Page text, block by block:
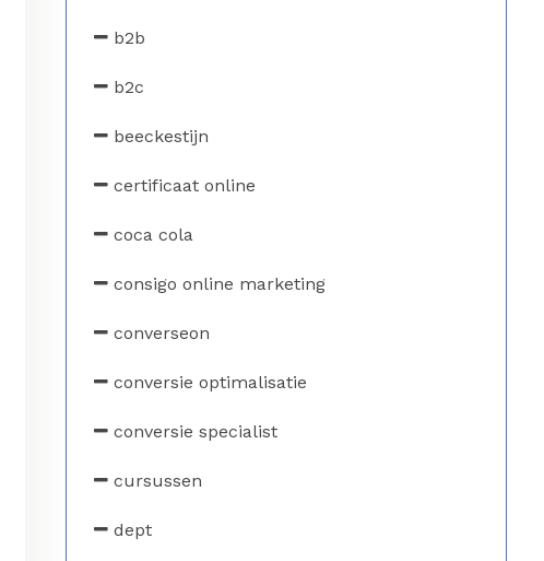
b2b
b2c
beeckestijn
certificaat online
coca cola
consigo online marketing
converseon
conversie optimalisatie
conversie specialist
cursussen
dept